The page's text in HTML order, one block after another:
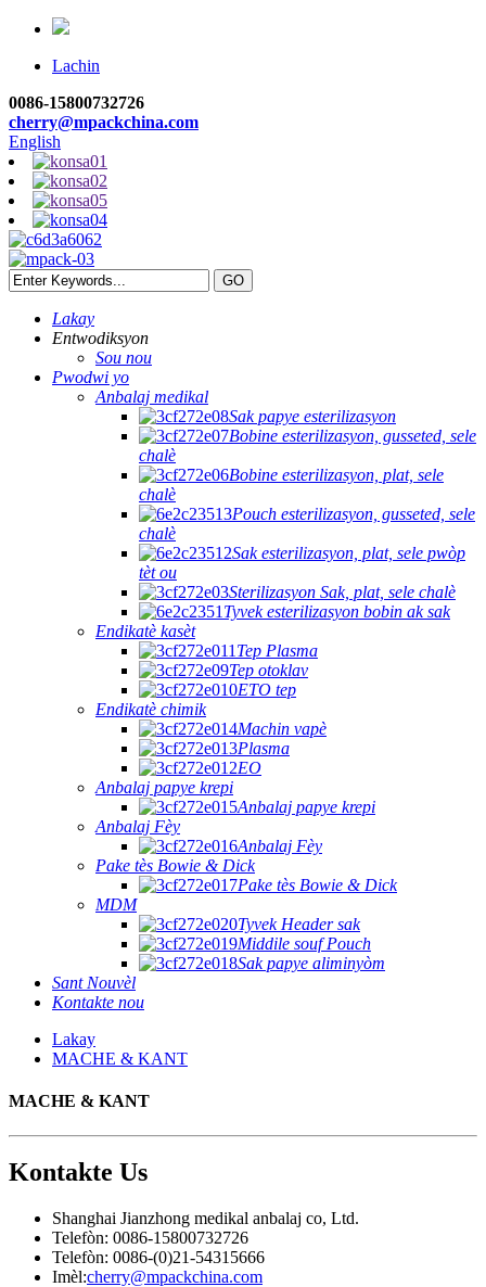
Lachin
0086-15800732726
cherry@mpackchina.com
English
Lakay
Entwodiksyon
Sou nou
Pwodwi yo
Anbalaj medikal
Sak papye esterilizasyon
Bobine esterilizasyon, gusseted, sele
chalè
Bobine esterilizasyon, plat, sele
chalè
Pouch esterilizasyon, gusseted, sele
chalè
Sak esterilizasyon, plat, sele pwòp
tèt ou
Sterilizasyon Sak, plat, sele chalè
Tyvek esterilizasyon bobin ak sak
Endikatè kasèt
Tep Plasma
Tep otoklav
ETO tep
Endikatè chimik
Machin vapè
Plasma
EO
Anbalaj papye krepi
Anbalaj papye krepi
Anbalaj Fèy
Anbalaj Fèy
Pake tès Bowie & Dick
Pake tès Bowie & Dick
MDM
Tyvek Header sak
Middile souf Pouch
Sak papye aliminyòm
Sant Nouvèl
Kontakte nou
Lakay
MACHE & KANT
MACHE & KANT
Kontakte Us
Shanghai Jianzhong medikal anbalaj co, Ltd.
Telefòn: 0086-15800732726
Telefòn: 0086-(0)21-54315666
Imèl:cherry@mpackchina.com